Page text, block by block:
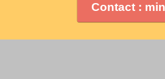
Contact :